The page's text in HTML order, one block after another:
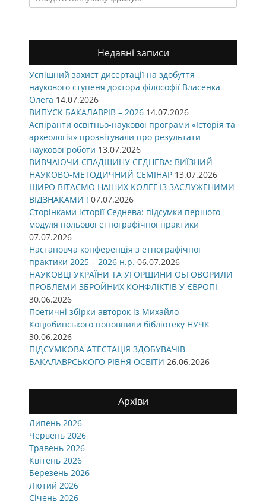
for:
Недавні записи
Успішний захист дисертації на здобуття
наукового ступеня доктора філософії Власенка
Олега 14.07.2026
ВИПУСК БАКАЛАВРІВ – 2026 14.07.2026
Аспіранти освітньо-наукової програми «Історія та
археологія» прозвітували про результати
наукової роботи 13.07.2026
ВИВЧАЮЧИ СПАДЩИНУ СЕДНЕВА: ВИЇЗНИЙ
НАУКОВО-МЕТОДИЧНИЙ СЕМІНАР 13.07.2026
ЩИРО ВІТАЄМО НАШИХ КОЛЕГ ІЗ ЗАСЛУЖЕНИМИ
ВІДЗНАКАМИ ! 07.07.2026
Сторінками історії Седнева: підсумки першого
модуля польової етнографічної практики
07.07.2026
Настановча конференція з етнографічної
практики 2025 – 2026 н.р. 06.07.2026
НАУКОВЦІ УКРАЇНИ ТА УГОРЩИНИ ОБГОВОРИЛИ
ПРОБЛЕМИ ЗБРОЙНИХ КОНФЛІКТІВ У ЄВРОПІ
30.06.2026
Поетичні збірки авторок із Михайло-
Коцюбинського поповнили бібліотеку НУЧК
30.06.2026
ПІДСУМКОВА АТЕСТАЦІЯ ЗДОБУВАЧІВ
БАКАЛАВРСЬКОГО РІВНЯ ОСВІТИ 26.06.2026
Архіви
Липень 2026
Червень 2026
Травень 2026
Квітень 2026
Березень 2026
Лютий 2026
Січень 2026